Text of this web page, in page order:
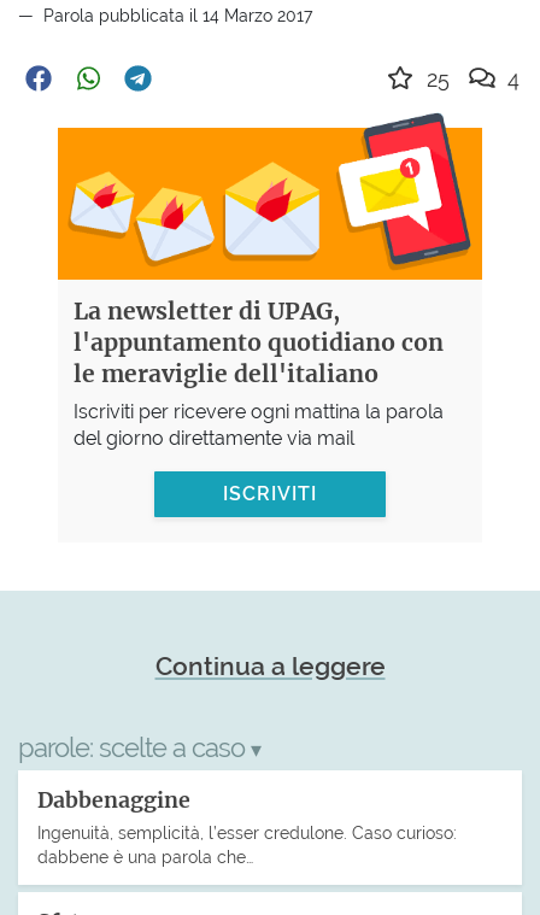
Parola pubblicata il 14 Marzo 2017
25 4
La newsletter di UPAG,
l'appuntamento quotidiano con
le meraviglie dell'italiano
Iscriviti per ricevere ogni mattina la parola
del giorno direttamente via mail
ISCRIVITI
Continua a leggere
parole: scelte a caso ▾
Dabbenaggine
Ingenuità, semplicità, l’esser credulone. Caso curioso:
dabbene è una parola che…